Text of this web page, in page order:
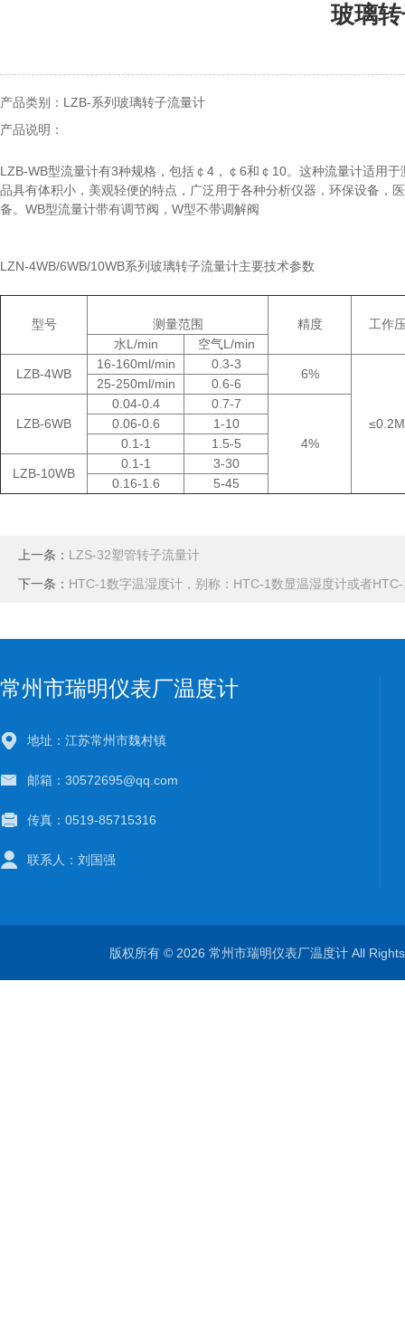
玻璃
产品类别：LZB-系列玻璃转子流量计
产品说明：
LZB-WB型流量计有3种规格，包括￠4，￠6和￠10。这种流量计适用
品具有体积小，美观轻便的特点，广泛用于各种分析仪器，环保设备，
备。WB型流量计带有调节阀，W型不带调解阀
LZN-4WB/6WB/10WB系列玻璃转子流量计主要技术参数
型号 测量范围 精度
工作
水L/min
空气L/min
LZB-4WB
16-160ml/min 0.3-3
6%
25-250ml/min 0.6-6
LZB-6WB
0.04-0.4 0.7-7
4%
0.06-0.6
1-10
0.1-1
1.5-5
LZB-10WB
0.1-1
3-30
0.16-1.6
5-45
上一条： LZS-32塑管转子流量计
下一条： HTC-1数字温湿度计，别称：HTC-1数显温湿度计或者
常州市瑞明仪表厂温度计
地址：江苏常州市魏村镇
邮箱：30572695@qq.com
传真：0519-85715316
联系人：刘国强
版权所有 © 2026 常州市瑞明仪表厂温度计 All